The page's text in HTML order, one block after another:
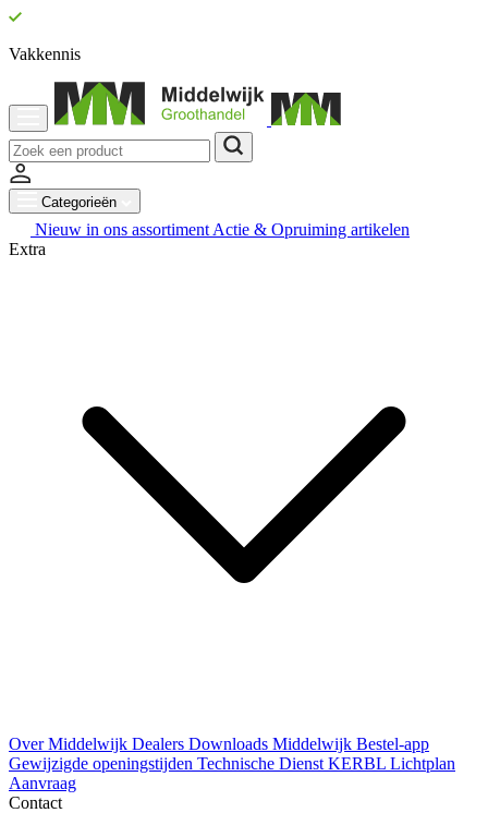
Vakkennis
Categorieën
Nieuw in ons assortiment Actie & Opruiming artikelen
Extra
Over Middelwijk Dealers Downloads Middelwijk Bestel-app
Gewijzigde openingstijden Technische Dienst KERBL Lichtplan
Aanvraag
Contact